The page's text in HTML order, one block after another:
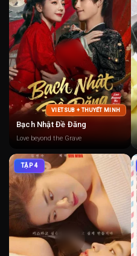
VIETSUB + THUYẾT MINH
Bạch Nhật Đề Đăng
Love beyond the Grave
TẬP 4